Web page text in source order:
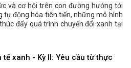
và cơ hội trên con đường hướng tới
tự động hóa tiên tiến, những mô hình
đẩy quá trình chuyển đổi xanh tại
xanh - Kỳ II: Yêu cầu từ thực